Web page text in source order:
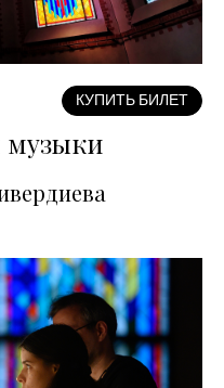
КУПИТЬ БИЛЕТ
музыки